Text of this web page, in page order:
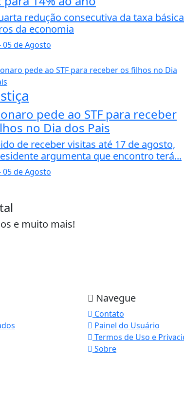
redução consecutiva da taxa básica
da economia
05 de Agosto
pede ao STF para receber
no Dia dos Pais
de receber visitas até 17 de agosto,
argumenta que encontro terá...
05 de Agosto
e muito mais!
Navegue
Contato
Painel do Usuário
Termos de Uso e
Sobre